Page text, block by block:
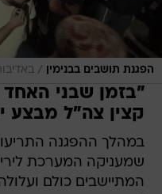
הפגנת תושבים בבנימין /
"בזמן שבני
קצין צה"ל מבצע
במהלך ההפגנה התריעו
שמעניקה המערכת
המתיישבים כולם